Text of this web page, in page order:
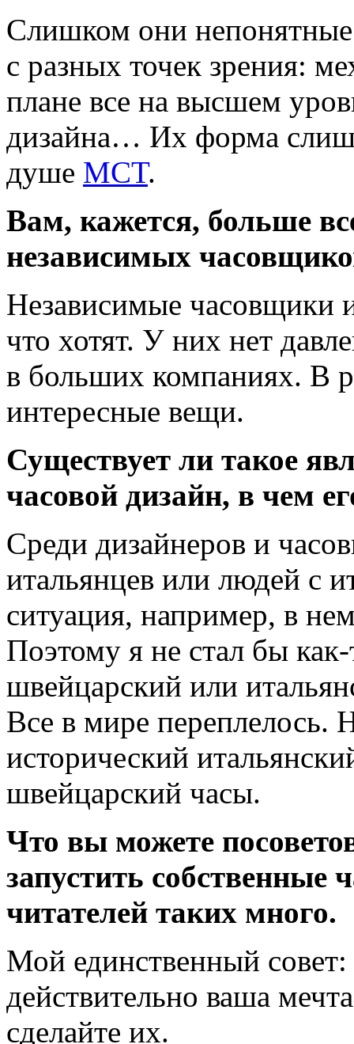
Слишком они
с разных точек зрения:
плане все на высшем
дизайна… Их форма
душе MCT.
Вам, кажется, больше
независимых
Независимые часовщики
что хотят. У них нет
в больших компаниях. В
интересные вещи.
Существует ли такое
часовой дизайн, в чем
Среди дизайнеров и
итальянцев или людей с
ситуация, например, в
Поэтому я не стал бы
швейцарский или
Все в мире переплелось.
исторический
швейцарский часы.
Что вы можете
запустить
читателей таких много.
Мой единственный
действительно ваша
сделайте их.